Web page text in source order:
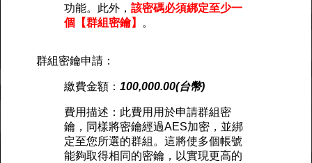
功能。此外， 該密碼必須綁定至少一
個【群組密鑰】
。
群組密鑰申請：
繳費金額： 100,000.00(台幣)
費用描述：此費用用於申請群組密
鑰，同樣將密鑰經過AES加密，並綁
定至您所選的群組。這將使多個帳號
能夠取得相同的密鑰，以實現更高的